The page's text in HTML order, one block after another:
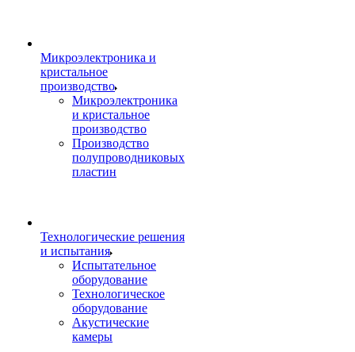
Микроэлектроника и
кристальное
производство
Микроэлектроника
и кристальное
производство
Производство
полупроводниковых
пластин
Технологические решения
и испытания
Испытательное
оборудование
Технологическое
оборудование
Акустические
камеры